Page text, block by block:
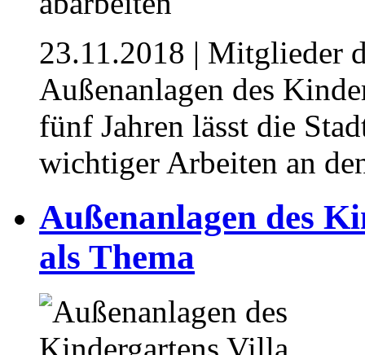
23.11.2018 | Mitglieder
Außenanlagen des
fünf Jahren lässt die
wichtiger Arbeiten an
Außenanlagen des
als Thema